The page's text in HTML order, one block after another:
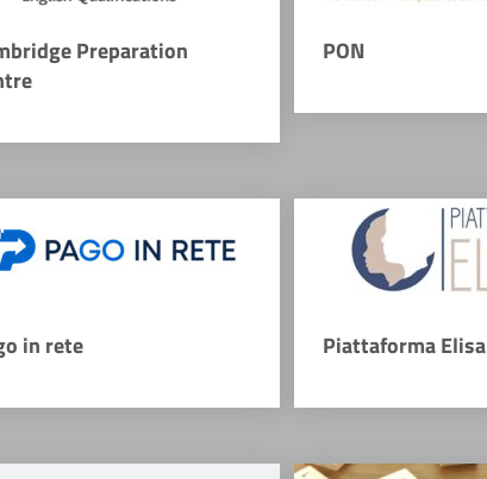
Preparation
PON
in rete Piattaforma Elisa